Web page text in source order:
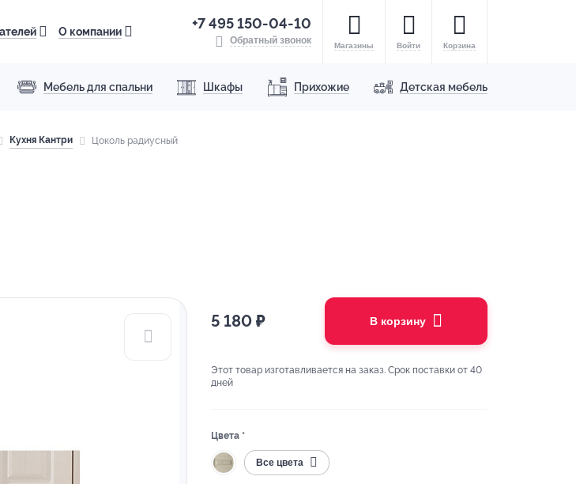
О компании +7 495 150-04-10
Обратный звонок Магазины Войти Корзина
Мебель для спальни Шкафы Прихожие Детская мебель
Кухня Кантри Цоколь радиусный
5 180 ₽ В корзину
Этот товар изготавливается на заказ. Срок поставки от 40
дней
Цвета *
Все цвета